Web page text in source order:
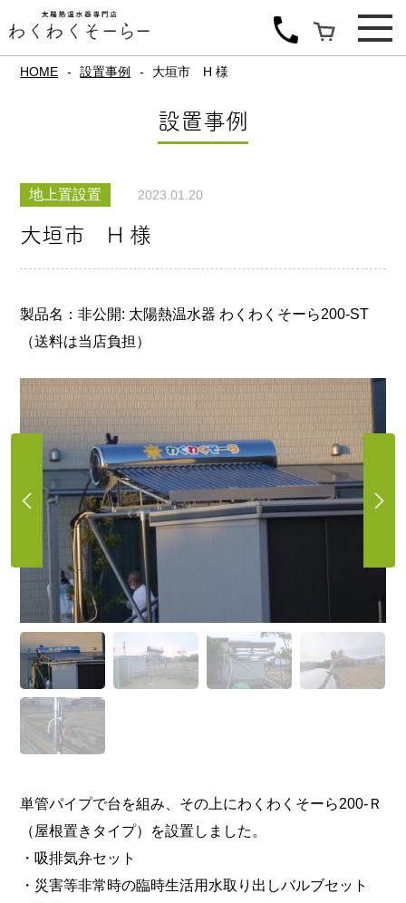
HOME 設置事例 大垣市 H 様
設置事例
地上置設置 2023.01.20
大垣市 H 様
製品名：非公開: 太陽熱温水器 わくわくそーら200-ST
（送料は当店負担）
単管パイプで台を組み、その上にわくわくそーら200-Ｒ
（屋根置きタイプ）を設置しました。
・吸排気弁セット
・災害等非常時の臨時生活用水取り出しバルブセット